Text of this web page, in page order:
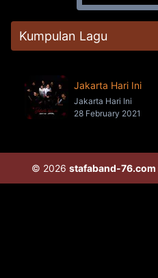
Kumpulan Lagu
Jakarta Hari Ini
Jakarta Hari Ini
28 February 2021
© 2026 stafaband-76.com